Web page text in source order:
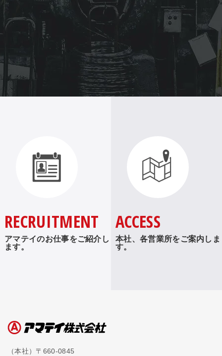
RECRUITMENT
アマテイのお仕事をご紹介し
ます。
ACCESS
本社、各営業所をご案内しま
す。
（本社）〒660-0845